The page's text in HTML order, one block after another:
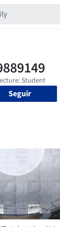
Seguir